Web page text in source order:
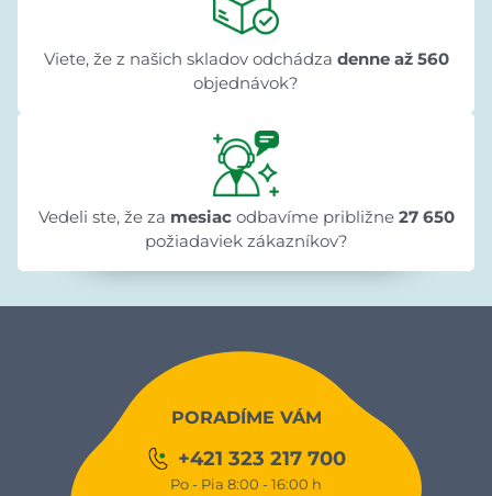
Viete, že z našich skladov odchádza denne až 560
objednávok?
Vedeli ste, že za mesiac odbavíme približne27 650
požiadaviek zákazníkov?
PORADÍME VÁM
+421 323 217 700
Po - Pia 8:00 - 16:00 h